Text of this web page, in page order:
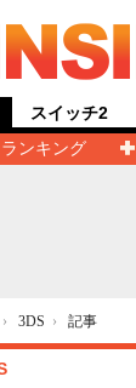
ンキング
スイッチ2
› 3DS › 記事